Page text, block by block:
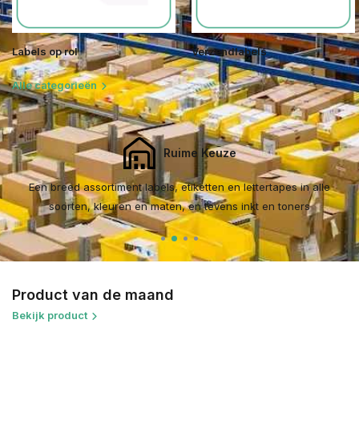
Labels op rol Verzendlabels
Alle categorieën
Professionele Kwaliteit
Ga voor huismerk labels en lettertapes van topkwaliteit
Product van de maand
Bekijk product